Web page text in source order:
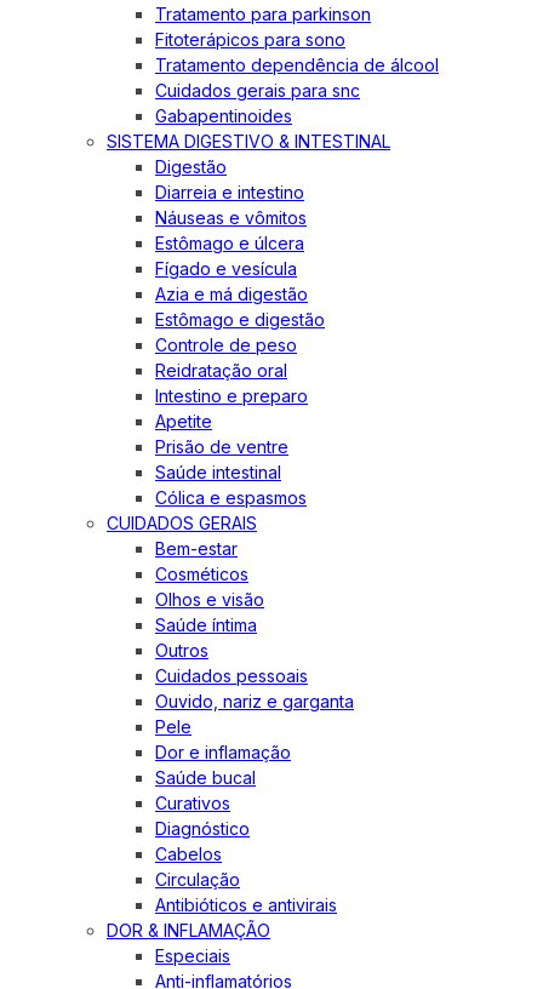
Tratamento para parkinson
Fitoterápicos para sono
Tratamento dependência de álcool
Cuidados gerais para snc
Gabapentinoides
SISTEMA DIGESTIVO & INTESTINAL
Digestão
Diarreia e intestino
Náuseas e vômitos
Estômago e úlcera
Fígado e vesícula
Azia e má digestão
Estômago e digestão
Controle de peso
Reidratação oral
Intestino e preparo
Apetite
Prisão de ventre
Saúde intestinal
Cólica e espasmos
CUIDADOS GERAIS
Bem-estar
Cosméticos
Olhos e visão
Saúde íntima
Outros
Cuidados pessoais
Ouvido, nariz e garganta
Pele
Dor e inflamação
Saúde bucal
Curativos
Diagnóstico
Cabelos
Circulação
Antibióticos e antivirais
DOR & INFLAMAÇÃO
Especiais
Anti-inflamatórios